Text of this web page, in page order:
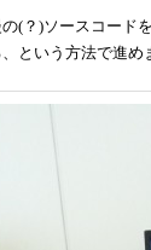
(？)ソースコード
という方法で進め